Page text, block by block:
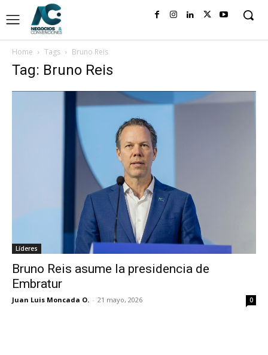
Home Tags Bruno Reis
Tag: Bruno Reis
Líderes
Bruno Reis asume la presidencia de
Embratur
Juan Luis Moncada O. - 21 mayo, 2026 0